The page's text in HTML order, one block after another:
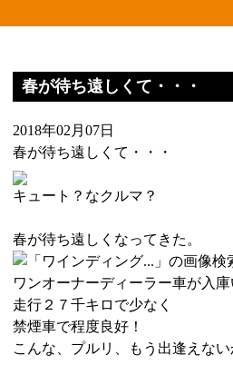
春が待ち遠しくて・・・
2018年02月07日
春が待ち遠しくて・・・
キュート？なクルマ？
春が待ち遠しくなってきた。
ワンオーナーディーラー車が入
走行２７千キロで少なく
禁煙車で程度良好！
こんな、プルリ、もう出逢えない